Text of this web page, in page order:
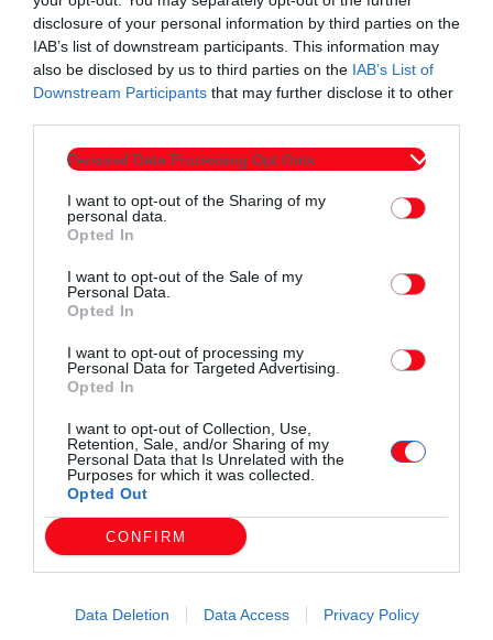
disclosure of your personal information by third parties on the
IAB’s list of downstream participants. This information may
also be disclosed by us to third parties on the IAB’s List of
Downstream Participants that may further disclose it to other
Personal Data Processing Opt Outs
I want to opt-out of the Sharing of my
personal data.
Opted In
I want to opt-out of the Sale of my
Personal Data.
Opted In
I want to opt-out of processing my
Personal Data for Targeted Advertising.
Opted In
I want to opt-out of Collection, Use,
Retention, Sale, and/or Sharing of my
Personal Data that Is Unrelated with the
Purposes for which it was collected.
Opted Out
CONFIRM
Data Deletion Data Access Privacy Policy
Στο πλαίσιο της εκδήλωσης θα εκτεθούν ψηφιακό και έντυπο
υλικό, καθώς και έκθεση βιβλίων του Κώστα Βάρναλη, από
το προσωπικό
Μουσόπουλου, ο οποίος έχει και την όλη επιμέλεια της
εκδήλωσης.
Συντάχθηκε από:ERKO
email
Σχετικά άρθρα